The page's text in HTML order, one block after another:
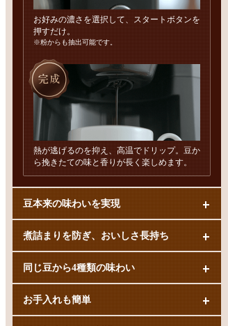
お好みの濃さを選択して、スタートボタンを
押すだけ。
※粉からも抽出可能です。
熱が逃げるのを抑え、高温でドリップ。豆か
ら挽きたての味と香りが長く楽しめます。
豆本来の味わいを実現
煮詰まりを防ぎ、おいしさ長持ち
同じ豆から4種類の味わい
お手入れも簡単